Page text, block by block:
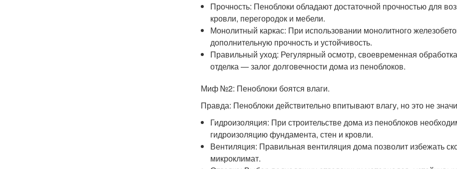
Прочность: Пеноблоки обладают достаточной прочностью для
кровли, перегородок и мебели.
Монолитный каркас: При использовании монолитного
дополнительную прочность и устойчивость.
Правильный уход: Регулярный осмотр, своевременная
отделка — залог долговечности дома из пеноблоков.
Миф №2: Пеноблоки боятся влаги.
Правда: Пеноблоки действительно впитывают влагу, но это не
Гидроизоляция: При строительстве дома из пеноблоков
гидроизоляцию фундамента, стен и кровли.
Вентиляция: Правильная вентиляция дома позволит избежать
микроклимат.